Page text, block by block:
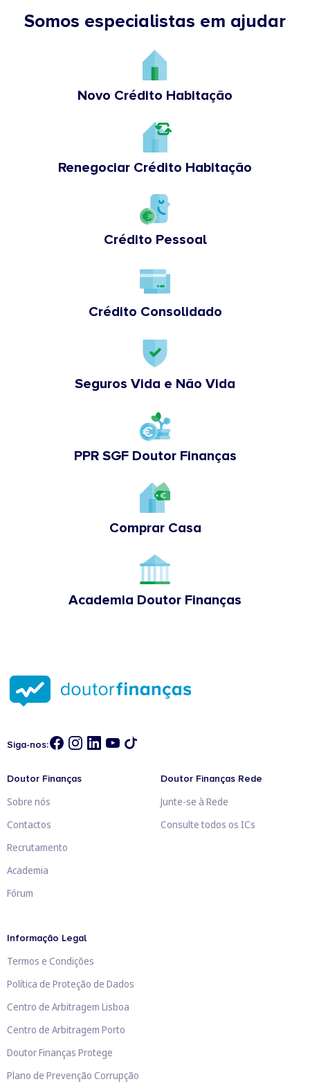
Somos especialistas em ajudar
Novo Crédito Habitação
Renegociar Crédito Habitação
Crédito Pessoal
Crédito Consolidado
Seguros Vida e Não Vida
PPR SGF Doutor Finanças
Comprar Casa
Academia Doutor Finanças
Siga-nos:
Doutor Finanças
Sobre nós
Contactos
Recrutamento
Academia
Fórum
Doutor Finanças Rede
Junte-se à Rede
Consulte todos os ICs
Informação Legal
Termos e Condições
Política de Proteção de Dados
Centro de Arbitragem Lisboa
Centro de Arbitragem Porto
Doutor Finanças Protege
Plano de Prevenção Corrupção